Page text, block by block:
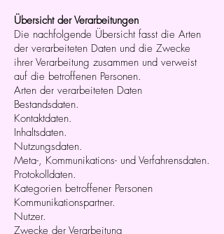
Übersicht der Verarbeitungen
Die nachfolgende Übersicht fasst die Arten
der verarbeiteten Daten und die Zwecke
ihrer Verarbeitung zusammen und verweist
auf die betroffenen Personen.
Arten der verarbeiteten Daten
Bestandsdaten.
Kontaktdaten.
Inhaltsdaten.
Nutzungsdaten.
Meta-, Kommunikations- und Verfahrensdaten.
Protokolldaten.
Kategorien betroffener Personen
Kommunikationspartner.
Nutzer.
Zwecke der Verarbeitung